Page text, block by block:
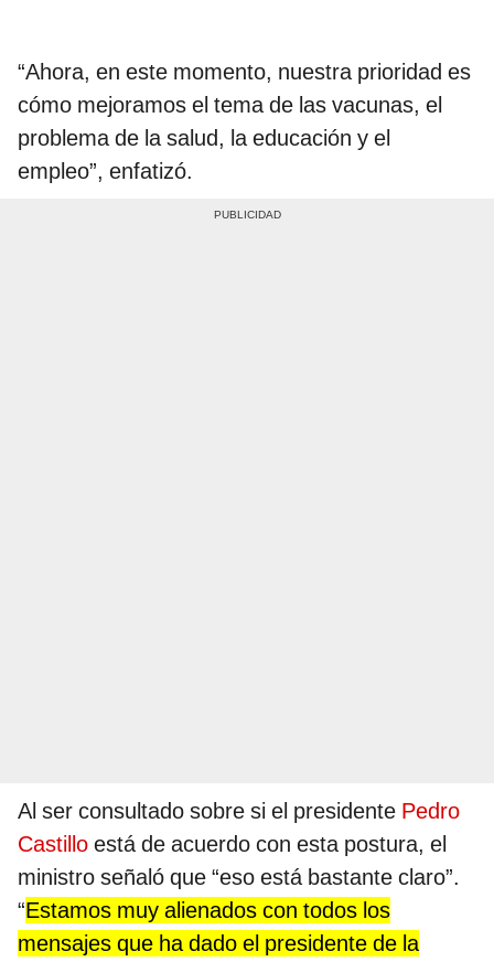
“Ahora, en este momento, nuestra prioridad es
cómo mejoramos el tema de las vacunas, el
problema de la salud, la educación y el
empleo”, enfatizó.
Al ser consultado sobre si el presidente Pedro
Castillo está de acuerdo con esta postura, el
ministro señaló que “eso está bastante claro”.
“Estamos muy alienados con todos los
mensajes que ha dado el presidente de la